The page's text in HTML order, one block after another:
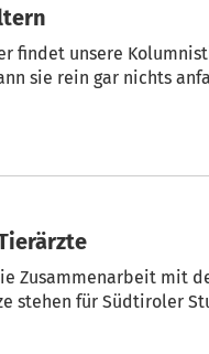
findet unsere
sie rein gar nichts
Zusammenarbeit mit
stehen für Südtiroler